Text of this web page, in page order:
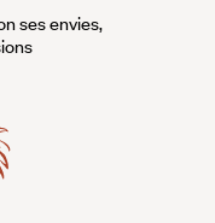
ses envies,